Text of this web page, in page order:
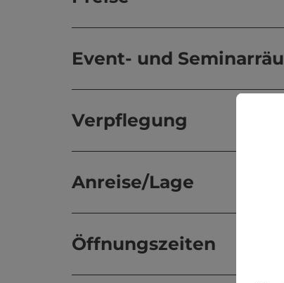
Event- und
Verpflegung
Anreise/Lage
Öffnungszeiten